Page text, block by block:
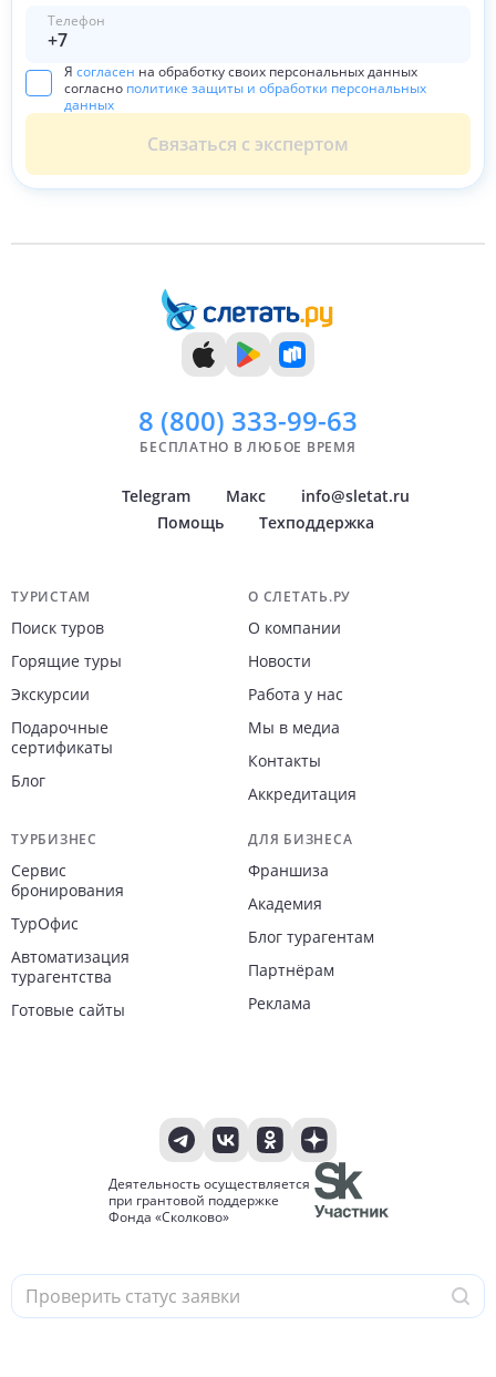
Телефон
Я согласен на обработку своих персональных данных
согласно политике защиты и обработки персональных
данных
Связаться с экспертом
8 (800) 333-99-63
БЕСПЛАТНО В ЛЮБОЕ ВРЕМЯ
Telegram Макс
info@sletat.ru
Помощь
Техподдержка
Навигация по сайту
ТУРИСТАМ
Поиск туров
Горящие туры
Экскурсии
Подарочные
сертификаты
Блог
О СЛЕТАТЬ.РУ
О компании
Новости
Работа у нас
Мы в медиа
Контакты
Аккредитация
ТУРБИЗНЕС
Сервис
бронирования
ТурОфис
Автоматизация
турагентства
Готовые сайты
ДЛЯ БИЗНЕСА
Франшиза
Академия
Блог турагентам
Партнёрам
Реклама
Деятельность осуществляется
при грантовой поддержке
Фонда «Сколково»